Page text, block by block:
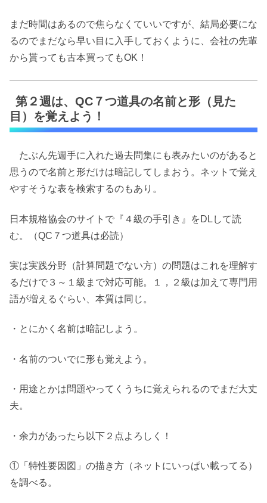
まだ時間はあるので焦らなくていいですが、結局必要にな
るのでまだなら早い目に入手しておくように、会社の先輩
から貰っても古本買ってもOK！
第２週は、QC７つ道具の名前と形（見た
目）を覚えよう！
たぶん先週手に入れた過去問集にも表みたいのがあると
思うので名前と形だけは暗記してしまおう。ネットで覚え
やすそうな表を検索するのもあり。
日本規格協会のサイトで『４級の手引き』をDLして読
む。（QC７つ道具は必読）
実は実践分野（計算問題でない方）の問題はこれを理解す
るだけで３～１級まで対応可能。１，２級は加えて専門用
語が増えるぐらい、本質は同じ。
・とにかく名前は暗記しよう。
・名前のついでに形も覚えよう。
・用途とかは問題やってくうちに覚えられるのでまだ大丈
夫。
・余力があったら以下２点よろしく！
①「特性要因図」の描き方（ネットにいっぱい載ってる）
を調べる。